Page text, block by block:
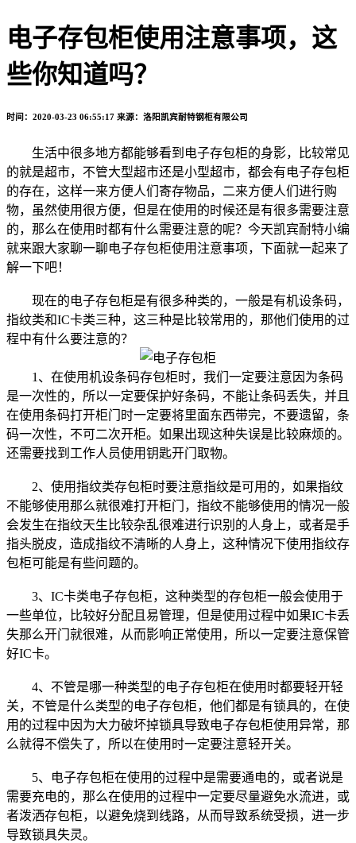
电子存包柜使用注意事项，这
些你知道吗？
时间：2020-03-23 06:55:17 来源：洛阳凯宾耐特钢柜有限公司
生活中很多地方都能够看到电子存包柜的身影，比较常见
的就是超市，不管大型超市还是小型超市，都会有电子存包柜
的存在，这样一来方便人们寄存物品，二来方便人们进行购
物，虽然使用很方便，但是在使用的时候还是有很多需要注意
的，那么在使用时都有什么需要注意的呢？今天凯宾耐特小编
就来跟大家聊一聊电子存包柜使用注意事项，下面就一起来了
解一下吧！
现在的电子存包柜是有很多种类的，一般是有机设条码，
指纹类和IC卡类三种，这三种是比较常用的，那他们使用的过
程中有什么要注意的？
1、在使用机设条码存包柜时，我们一定要注意因为条码
是一次性的，所以一定要保护好条码，不能让条码丢失，并且
在使用条码打开柜门时一定要将里面东西带完，不要遗留，条
码一次性，不可二次开柜。如果出现这种失误是比较麻烦的。
还需要找到工作人员使用钥匙开门取物。
2、使用指纹类存包柜时要注意指纹是可用的，如果指纹
不能够使用那么就很难打开柜门，指纹不能够使用的情况一般
会发生在指纹天生比较杂乱很难进行识别的人身上，或者是手
指头脱皮，造成指纹不清晰的人身上，这种情况下使用指纹存
包柜可能是有些问题的。
3、IC卡类电子存包柜，这种类型的存包柜一般会使用于
一些单位，比较好分配且易管理，但是使用过程中如果IC卡丢
失那么开门就很难，从而影响正常使用，所以一定要注意保管
好IC卡。
4、不管是哪一种类型的电子存包柜在使用时都要轻开轻
关，不管是什么类型的电子存包柜，他们都是有锁具的，在使
用的过程中因为大力破坏掉锁具导致电子存包柜使用异常，那
么就得不偿失了，所以在使用时一定要注意轻开关。
5、电子存包柜在使用的过程中是需要通电的，或者说是
需要充电的，那么在使用的过程中一定要尽量避免水流进，或
者泼洒存包柜，以避免烧到线路，从而导致系统受损，进一步
导致锁具失灵。